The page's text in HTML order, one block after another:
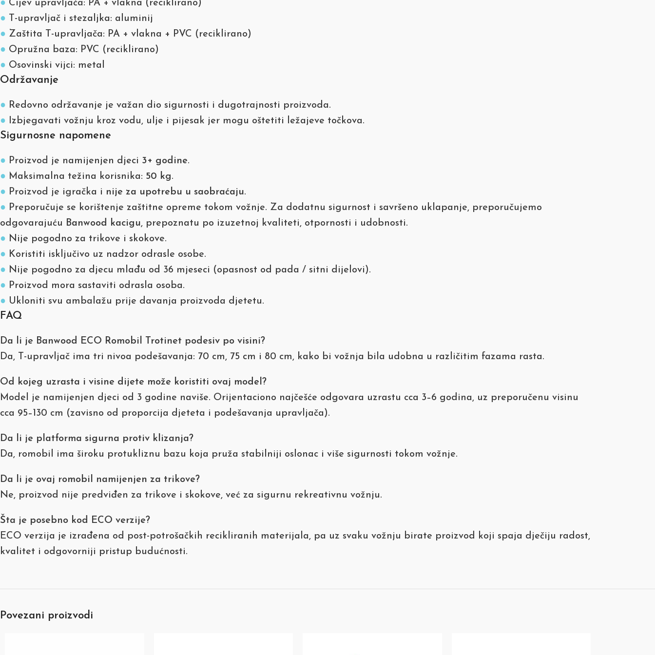
● Cijev upravljača: PA + vlakna (reciklirano)
● T-upravljač i stezaljka: aluminij
● Zaštita T-upravljača: PA + vlakna + PVC (reciklirano)
● Opružna baza: PVC (reciklirano)
● Osovinski vijci: metal
Održavanje
● Redovno održavanje je važan dio sigurnosti i dugotrajnosti proizvoda.
● Izbjegavati vožnju kroz vodu, ulje i pijesak jer mogu oštetiti ležajeve točkova.
Sigurnosne napomene
● Proizvod je namijenjen djeci 3+ godine.
● Maksimalna težina korisnika: 50 kg.
● Proizvod je igračka i nije za upotrebu u saobraćaju.
● Preporučuje se korištenje zaštitne opreme tokom vožnje. Za dodatnu sigurnost i savršeno uklapanje, preporučujemo
odgovarajuću Banwood kacigu, prepoznatu po izuzetnoj kvaliteti, otpornosti i udobnosti.
● Nije pogodno za trikove i skokove.
● Koristiti isključivo uz nadzor odrasle osobe.
● Nije pogodno za djecu mlađu od 36 mjeseci (opasnost od pada / sitni dijelovi).
● Proizvod mora sastaviti odrasla osoba.
● Ukloniti svu ambalažu prije davanja proizvoda djetetu.
FAQ
Da li je Banwood ECO Romobil Trotinet podesiv po visini?
Da, T-upravljač ima tri nivoa podešavanja: 70 cm, 75 cm i 80 cm, kako bi vožnja bila udobna u različitim fazama rasta.
Od kojeg uzrasta i visine dijete može koristiti ovaj model?
Model je namijenjen djeci od 3 godine naviše. Orijentaciono najčešće odgovara uzrastu cca 3–6 godina, uz preporučenu visinu
cca 95–130 cm (zavisno od proporcija djeteta i podešavanja upravljača).
Da li je platforma sigurna protiv klizanja?
Da, romobil ima široku protukliznu bazu koja pruža stabilniji oslonac i više sigurnosti tokom vožnje.
Da li je ovaj romobil namijenjen za trikove?
Ne, proizvod nije predviđen za trikove i skokove, već za sigurnu rekreativnu vožnju.
Šta je posebno kod ECO verzije?
ECO verzija je izrađena od post-potrošačkih recikliranih materijala, pa uz svaku vožnju birate proizvod koji spaja dječiju radost,
kvalitet i odgovorniji pristup budućnosti.
Povezani proizvodi